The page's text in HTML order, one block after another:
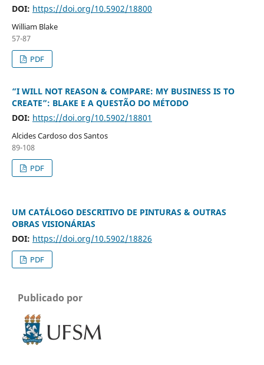
DOI: https://doi.org/10.5902/18800
William Blake
57-87
PDF
“I WILL NOT REASON & COMPARE: MY BUSINESS IS TO
CREATE”: BLAKE E A QUESTÃO DO MÉTODO
DOI: https://doi.org/10.5902/18801
Alcides Cardoso dos Santos
89-108
PDF
UM CATÁLOGO DESCRITIVO DE PINTURAS & OUTRAS
OBRAS VISIONÁRIAS
DOI: https://doi.org/10.5902/18826
PDF
Publicado por